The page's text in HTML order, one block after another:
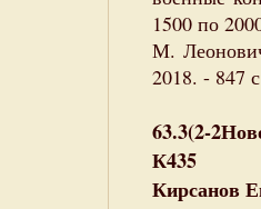
1500 по
М.
2018. - 847
63.3(2-
К435
Кирсанов